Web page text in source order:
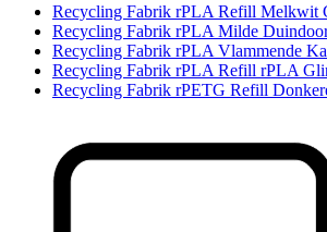
Recycling Fabrik rPLA Refill Melkwit
Recycling Fabrik rPLA Milde
Recycling Fabrik rPLA Vlammende
Recycling Fabrik rPLA Refill rPLA
Recycling Fabrik rPETG Refill